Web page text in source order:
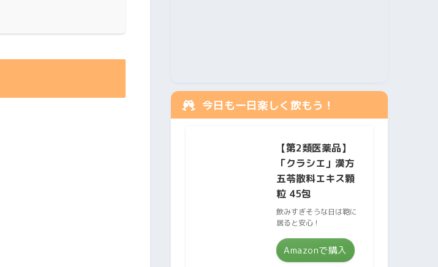
今日も一日楽しく飲もう！
【第2類医薬品】
「クラシエ」漢方
五苓散料エキス顆
粒 45包
飲みすぎそうな日は鞄に
居ると安心！
Amazonで購入